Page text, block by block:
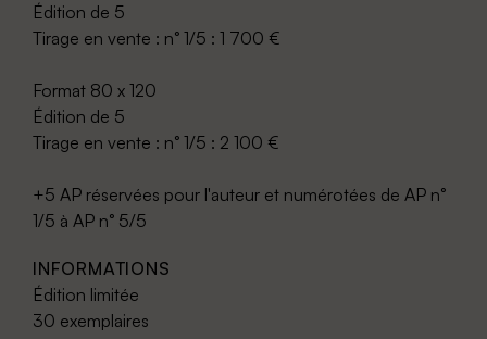
Édition de 5
Tirage en vente : n° 1/5 : 1 700 €
Format 80 x 120
Édition de 5
Tirage en vente : n° 1/5 : 2 100 €
+5 AP réservées pour l'auteur et numérotées de AP n°
1/5 à AP n° 5/5
INFORMATIONS
Édition limitée
30 exemplaires